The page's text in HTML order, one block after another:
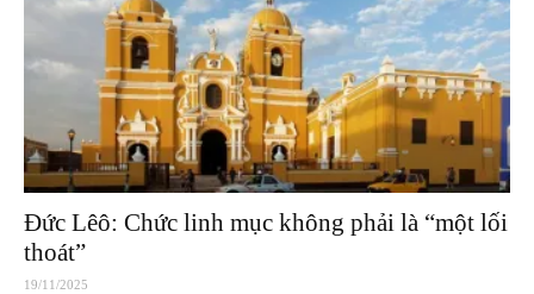
Đức Lêô: Chức linh mục không phải là “một lối
thoát”
19/11/2025